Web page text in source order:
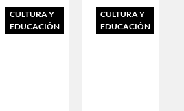
CULTURA Y
EDUCACIÓN
CULTURA Y
EDUCACIÓN